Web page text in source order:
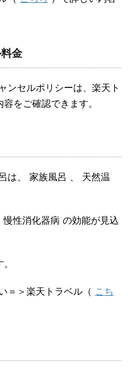
金
セルポリシーは、楽天ト
容をご確認できます。
は、 家族風呂
天然温
慢性消化器病 の効能が見込
＝＞楽天トラベル（ こち